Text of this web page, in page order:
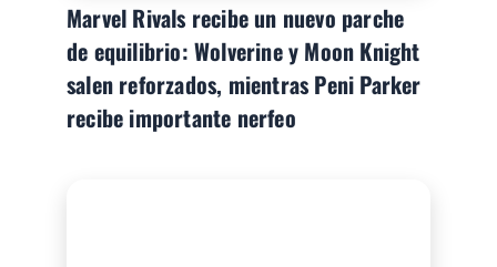
Marvel Rivals recibe un nuevo parche
de equilibrio: Wolverine y Moon Knight
salen reforzados, mientras Peni Parker
recibe importante nerfeo